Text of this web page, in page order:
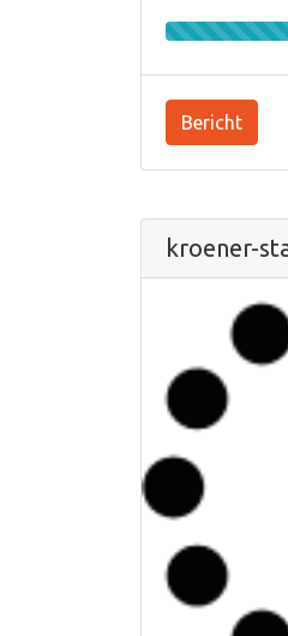
Bericht
kroener-